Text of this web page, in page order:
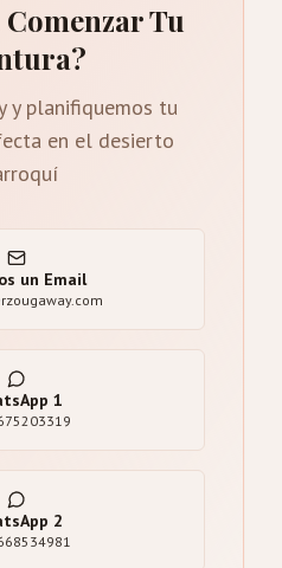
Tu
y planifiquemos tu
en el desierto
un Email
1
2